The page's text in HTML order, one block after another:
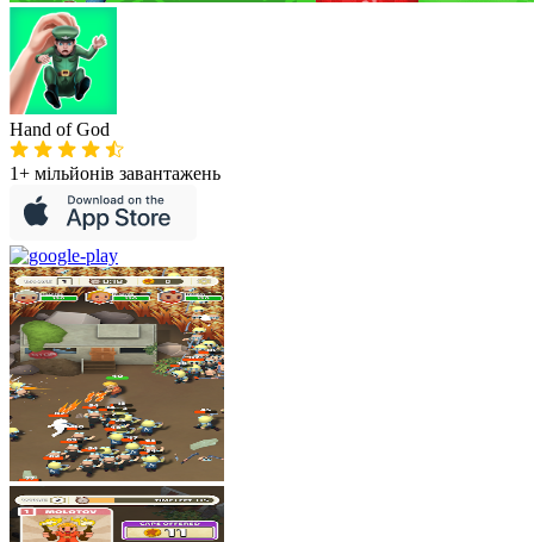
Hand of God
1+ мільйонів завантажень